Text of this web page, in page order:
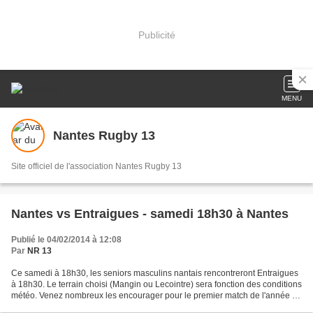
Publicité
MENU
Nantes Rugby 13
Site officiel de l'association Nantes Rugby 13
Nantes vs Entraigues - samedi 18h30 à Nantes
Publié le 04/02/2014 à 12:08
Par NR 13
Ce samedi à 18h30, les seniors masculins nantais rencontreront Entraigues
à 18h30. Le terrain choisi (Mangin ou Lecointre) sera fonction des conditions
météo. Venez nombreux les encourager pour le premier match de l'année à